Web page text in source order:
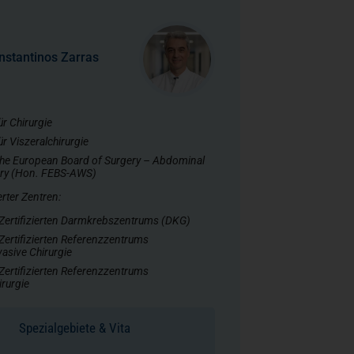
Zarras
Chirurgie
Viszeralchirurgie
European Board of Surgery – Abdominal
(Hon. FEBS-AWS)
Zentren:
Darmkrebszentrums (DKG)
Referenzzentrums
Chirurgie
Referenzzentrums
Spezialgebiete & Vita